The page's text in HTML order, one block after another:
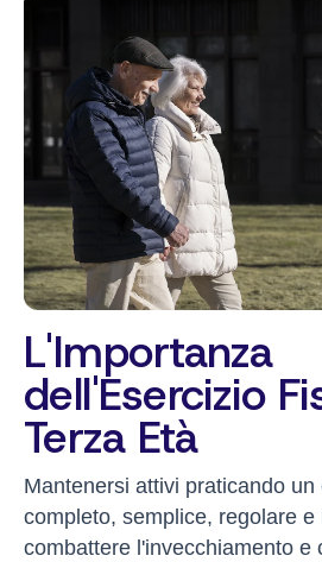
L'Importanza
dell'Esercizio
Terza Età
Mantenersi attivi praticando
completo, semplice, regolare
combattere l'invecchiamento e